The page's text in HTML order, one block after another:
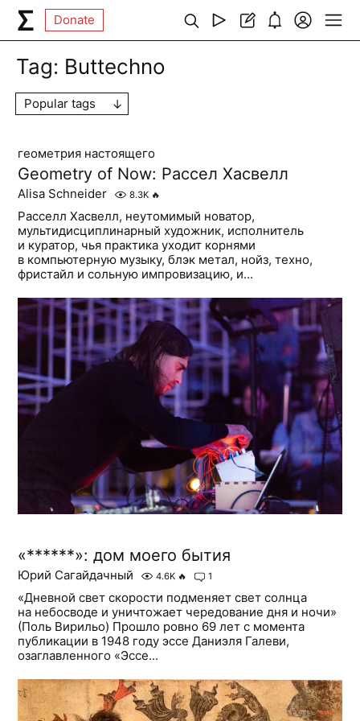
Donate
Tag: Buttechno
Popular tags
геометрия настоящего
Geometry of Now: Рассел Хасвелл
Alisa Schneider 8.3K 🔥
Расселл Хасвелл, неутомимый новатор,
мультидисциплинарный художник, исполнитель
и куратор, чья практика уходит корнями
в компьютерную музыку, блэк метал, нойз, техно,
фристайл и сольную импровизацию, и...
«******»: дом моего бытия
Юрий Сагайдачный 4.6K 🔥 1
«Дневной свет скорости подменяет свет солнца
на небосводе и уничтожает чередование дня и ночи»
(Поль Вирильо) Прошло ровно 69 лет с момента
публикации в 1948 году эссе Даниэля Галеви,
озаглавленного «Эссе...